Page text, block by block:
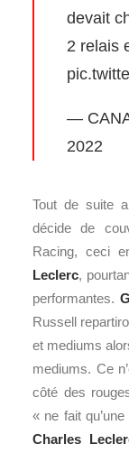
devait
2 relais
—
2022
Tout de suite
décide de
Racing, ceci
Leclerc,
performantes.
Russell
et mediums
mediums. Ce
côté des
« ne fait
Charles